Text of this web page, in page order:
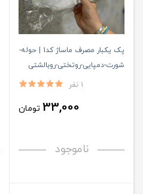
پک یکبار مصرف ماساژ کد1 | حوله-
شورت-دمپایی-روتختی-روبالشتی
1 نفر
33,000 تومان
ناموجود